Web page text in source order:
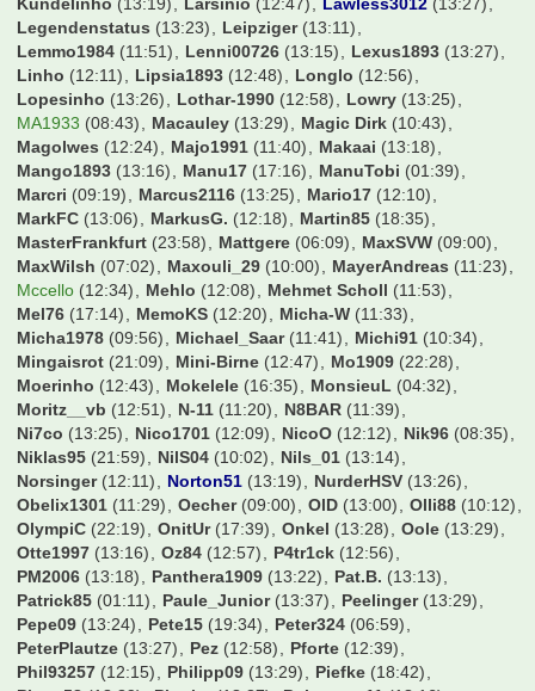
Kundelinho (13:19) Larsinio (12:47) Lawless3012 (13:27)
Legendenstatus (13:23) Leipziger (13:11)
Lemmo1984 (11:51) Lenni00726 (13:15) Lexus1893 (13:27)
Linho (12:11) Lipsia1893 (12:48) Longlo (12:56)
Lopesinho (13:26) Lothar-1990 (12:58) Lowry (13:25)
MA1933 (08:43) Macauley (13:29) Magic Dirk (10:43)
Magolwes (12:24) Majo1991 (11:40) Makaai (13:18)
Mango1893 (13:16) Manu17 (17:16) ManuTobi (01:39)
Marcri (09:19) Marcus2116 (13:25) Mario17 (12:10)
MarkFC (13:06) MarkusG. (12:18) Martin85 (18:35)
MasterFrankfurt (23:58) Mattgere (06:09) MaxSVW (09:00)
MaxWilsh (07:02) Maxouli_29 (10:00) MayerAndreas (11:23)
Mccello (12:34) Mehlo (12:08) Mehmet Scholl (11:53)
Mel76 (17:14) MemoKS (12:20) Micha-W (11:33)
Micha1978 (09:56) Michael_Saar (11:41) Michi91 (10:34)
Mingaisrot (21:09) Mini-Birne (12:47) Mo1909 (22:28)
Moerinho (12:43) Mokelele (16:35) MonsieuL (04:32)
Moritz__vb (12:51) N-11 (11:20) N8BAR (11:39)
Ni7co (13:25) Nico1701 (12:09) NicoO (12:12) Nik96 (08:35)
Niklas95 (21:59) NilS04 (10:02) Nils_01 (13:14)
Norsinger (12:11) Norton51 (13:19) NurderHSV (13:26)
Obelix1301 (11:29) Oecher (09:00) OlD (13:00) Olli88 (10:12)
OlympiC (22:19) OnitUr (17:39) Onkel (13:28) Oole (13:29)
Otte1997 (13:16) Oz84 (12:57) P4tr1ck (12:56)
PM2006 (13:18) Panthera1909 (13:22) Pat.B. (13:13)
Patrick85 (01:11) Paule_Junior (13:37) Peelinger (13:29)
Pepe09 (13:24) Pete15 (19:34) Peter324 (06:59)
PeterPlautze (13:27) Pez (12:58) Pforte (12:39)
Phil93257 (12:15) Philipp09 (13:29) Piefke (18:42)